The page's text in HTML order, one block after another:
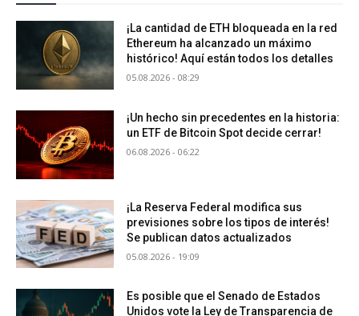
¡La cantidad de ETH bloqueada en la red
Ethereum ha alcanzado un máximo
histórico! Aquí están todos los detalles
05.08.2026 - 08:29
¡Un hecho sin precedentes en la historia:
un ETF de Bitcoin Spot decide cerrar!
06.08.2026 - 06:22
¡La Reserva Federal modifica sus
previsiones sobre los tipos de interés!
Se publican datos actualizados
05.08.2026 - 19:09
Es posible que el Senado de Estados
Unidos vote la Ley de Transparencia de